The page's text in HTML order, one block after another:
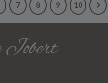
7 8 9 10